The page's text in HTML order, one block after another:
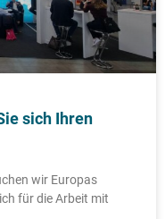
sich Ihren
wir Europas
für die Arbeit mit